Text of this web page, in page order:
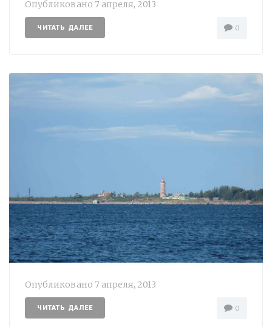
Опубликовано 7 апреля, 2013
ЧИТАТЬ ДАЛЕЕ 0
Опубликовано 7 апреля, 2013
ЧИТАТЬ ДАЛЕЕ 0